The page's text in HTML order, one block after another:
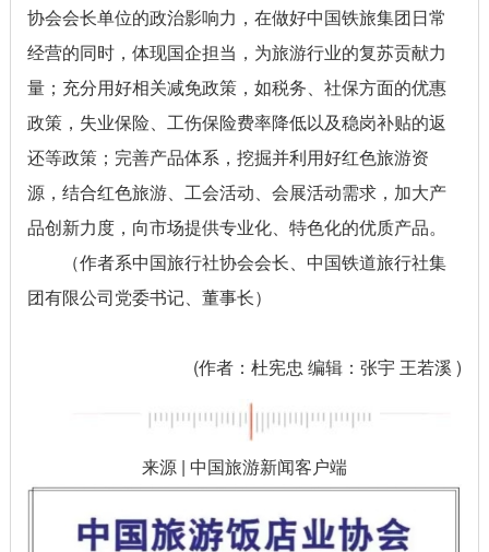
协会会长单位的政治影响力，在做好中国铁旅集团日常
经营的同时，体现国企担当，为旅游行业的复苏贡献力
量；充分用好相关减免政策，如税务、社保方面的优惠
政策，失业保险、工伤保险费率降低以及稳岗补贴的返
还等政策；完善产品体系，挖掘并利用好红色旅游资
源，结合红色旅游、工会活动、会展活动需求，加大产
品创新力度，向市场提供专业化、特色化的优质产品。
（作者系中国旅行社协会会长、中国铁道旅行社集
团有限公司党委书记、董事长）
(作者：杜宪忠 编辑：张宇 王若溪 )
来源 | 中国旅游新闻客户端